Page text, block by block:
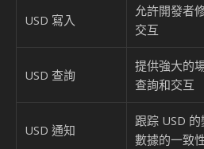
USD 寫入
允許開發者
交互
USD 查詢
提供強大的
查詢和交互
USD 通知
跟踪 USD
數據的一致